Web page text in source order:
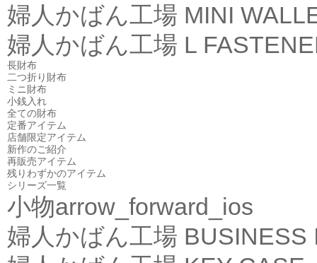
婦人かばん工場 MINI
婦人かばん工場 L
長財布
二つ折り財布
ミニ財布
小銭入れ
全ての財布
定番アイテム
店舗限定アイテム
新作のご紹介
再販売アイテム
残りわずかのアイテム
シリーズ一覧
小物arrow_forward_ios
婦人かばん工場 BUSINESS